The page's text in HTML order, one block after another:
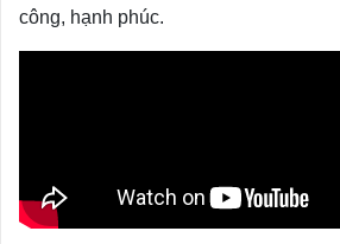
công, hạnh phúc.